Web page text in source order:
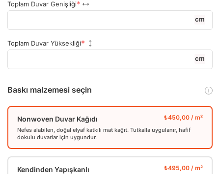
Toplam Duvar Genişliği
cm
Toplam Duvar Yüksekliği
cm
Baskı malzemesi seçin
Nonwoven Duvar Kağıdı
Nefes alabilen, doğal elyaf katkılı mat kağıt. Tutkalla uygulanır, hafif
dokulu duvarlar için uygundur.
Kendinden Yapışkanlı